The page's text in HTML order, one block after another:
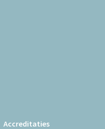
Accreditaties